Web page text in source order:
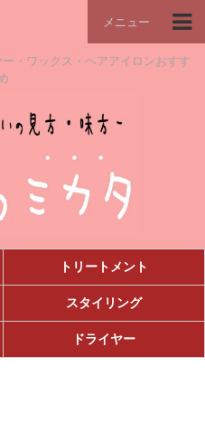
メニュー
・ワックス・ヘアアイロンおすす
トリートメント
スタイリング
ドライヤー